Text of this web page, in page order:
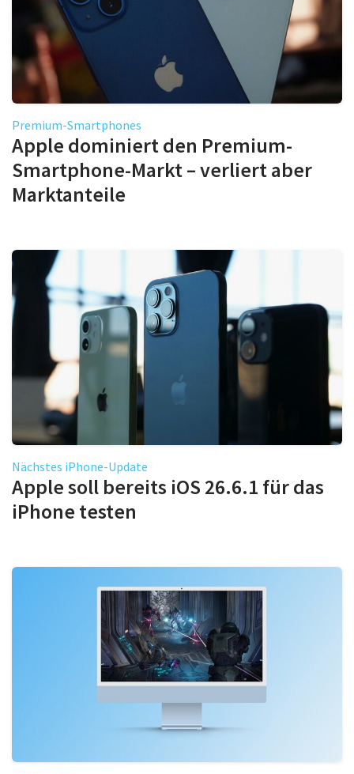
Premium-Smartphones
Apple dominiert den Premium-
Smartphone-Markt – verliert aber
Marktanteile
Nächstes iPhone-Update
Apple soll bereits iOS 26.6.1 für das
iPhone testen